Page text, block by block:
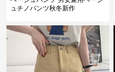
ュチノパンツ秋冬新作